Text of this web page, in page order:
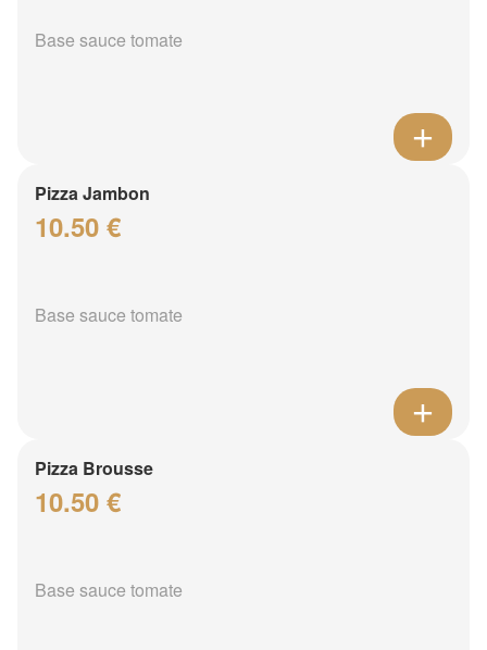
Base sauce tomate
Pizza Jambon
10.50 €
Base sauce tomate
Pizza Brousse
10.50 €
Base sauce tomate